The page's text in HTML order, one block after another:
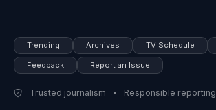
Trending Archives TV Schedule
Feedback Report an Issue
Trusted journalism • Responsible reporting